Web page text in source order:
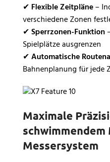
✔ Flexible Zeitpläne–
verschiedene Zonen
✔Sperrzonen-Funktion
Spielplätze ausgrenzen
✔Automatische
Bahnenplanung für jede
Maximale
schwimmendem
Messersystem